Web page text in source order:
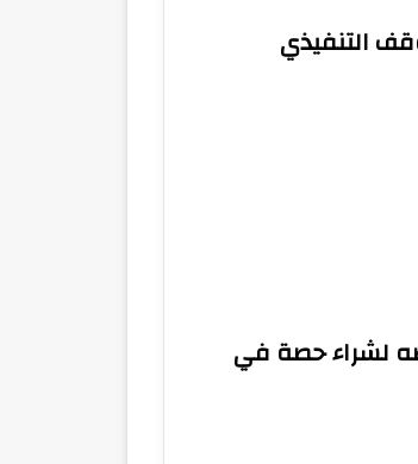
التنفيذي
لشراء حصة في